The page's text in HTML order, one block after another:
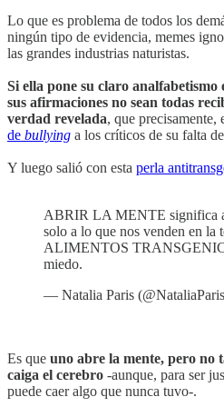
Lo que es problema de todos los
ningún tipo de evidencia, memes
las grandes industrias naturistas.
Si ella pone su claro
sus afirmaciones no sean todas
verdad revelada, que precisamente,
de bullying a los críticos de su falta
Y luego salió con esta perla
ABRIR LA MENTE significa
solo a lo que nos venden en la
ALIMENTOS
miedo.
— Natalia Paris
Es que uno abre la mente, pero no
caiga el cerebro -aunque, para ser
puede caer algo que nunca tuvo-.